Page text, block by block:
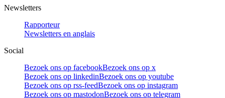
Newsletters
Rapporteur
Newsletters en anglais
Social
Bezoek ons op facebookBezoek ons op x
Bezoek ons op linkedinBezoek ons op youtube
Bezoek ons op rss-feedBezoek ons op instagram
Bezoek ons op mastodonBezoek ons op telegram